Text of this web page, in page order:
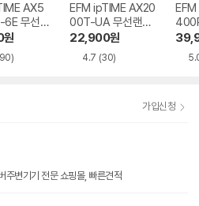
AX5
무선랜
원
EFM ipTIME AX20
00T-UA 무선랜카
드
22,900원
4.7 (30)
가입신청
변기기 전문 쇼핑몰, 빠른견적